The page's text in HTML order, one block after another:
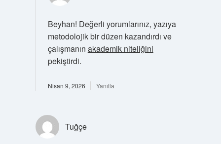
Beyhan! Değerli yorumlarınız, yazıya
metodolojik bir düzen kazandırdı ve
çalışmanın akademik niteliğini
pekiştirdi.
Nisan 9, 2026 Yanıtla
Tuğçe